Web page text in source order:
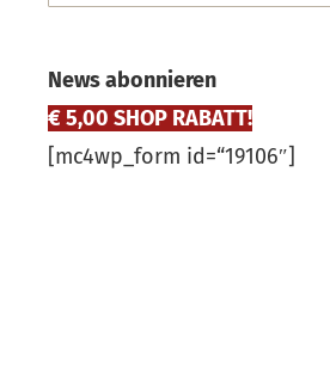
News abonnieren
€ 5,00 SHOP RABATT!
[mc4wp_form id=“19106″]